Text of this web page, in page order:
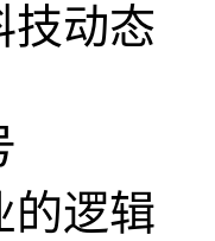
技动态
的逻辑